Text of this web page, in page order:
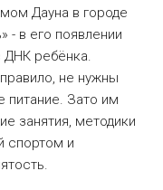
Дауна в городе
- в его появлении
ДНК ребёнка.
не нужны
питание. Зато им
занятия, методики
спортом и